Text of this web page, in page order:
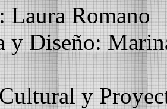
Laura Romano
y Diseño:
y